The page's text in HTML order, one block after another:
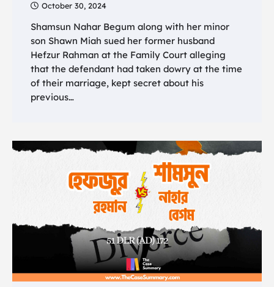
October 30, 2024
Shamsun Nahar Begum along with her minor
son Shawn Miah sued her former husband
Hefzur Rahman at the Family Court alleging
that the defendant had taken dowry at the time
of their marriage, kept secret about his
previous…